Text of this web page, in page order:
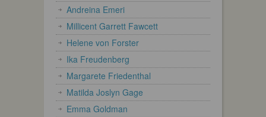
Andreina Emeri
Millicent Garrett Fawcett
Helene von Forster
Ika Freudenberg
Margarete Friedenthal
Matilda Joslyn Gage
Emma Goldman